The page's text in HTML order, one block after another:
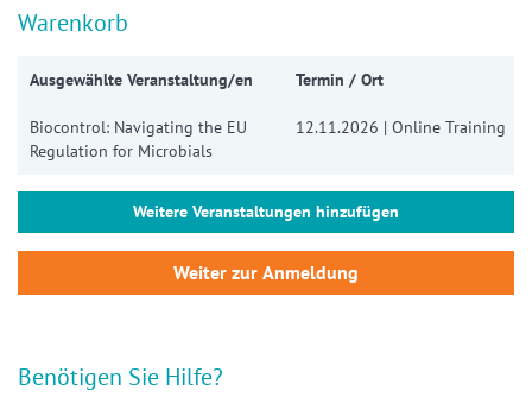
Warenkorb
Ausgewählte Veranstaltung/en Termin / Ort
Biocontrol: Navigating the EU
Regulation for Microbials
12.11.2026 | Online Training
Weitere Veranstaltungen hinzufügen
Benötigen Sie Hilfe?